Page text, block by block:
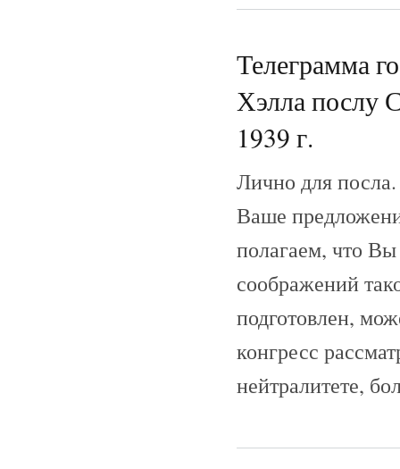
Телеграмма
Хэлла послу
1939 г.
Лично для
Ваше
полагаем, что Вы
соображений
подготовлен,
конгресс
нейтралитете,